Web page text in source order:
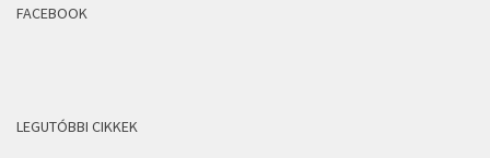
FACEBOOK
LEGUTÓBBI CIKKEK